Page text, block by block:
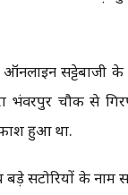
सट्टेबाजी के
भंवरपुर चौक से
हुआ था.
सटोरियों के नाम